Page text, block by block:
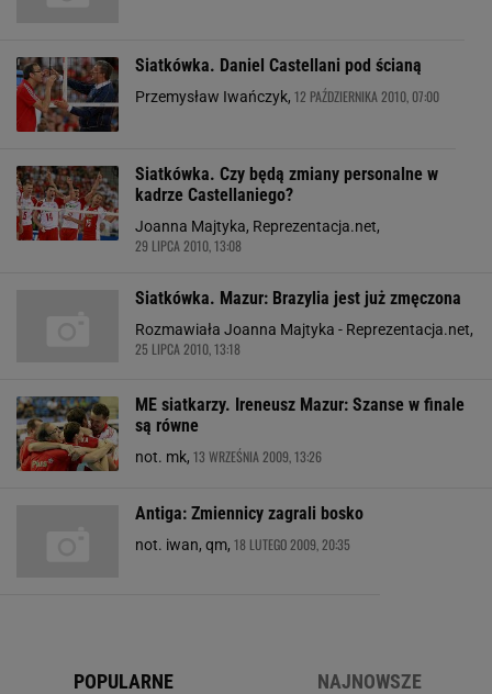
Siatkówka. Daniel Castellani pod ścianą
Przemysław Iwańczyk, 12 PAŹDZIERNIKA 2010, 07:00
Siatkówka. Czy będą zmiany personalne w
kadrze Castellaniego?
Joanna Majtyka, Reprezentacja.net,
29 LIPCA 2010, 13:08
Siatkówka. Mazur: Brazylia jest już zmęczona
Rozmawiała Joanna Majtyka - Reprezentacja.net,
25 LIPCA 2010, 13:18
ME siatkarzy. Ireneusz Mazur: Szanse w finale
są równe
not. mk, 13 WRZEŚNIA 2009, 13:26
Antiga: Zmiennicy zagrali bosko
not. iwan, qm, 18 LUTEGO 2009, 20:35
POPULARNE NAJNOWSZE